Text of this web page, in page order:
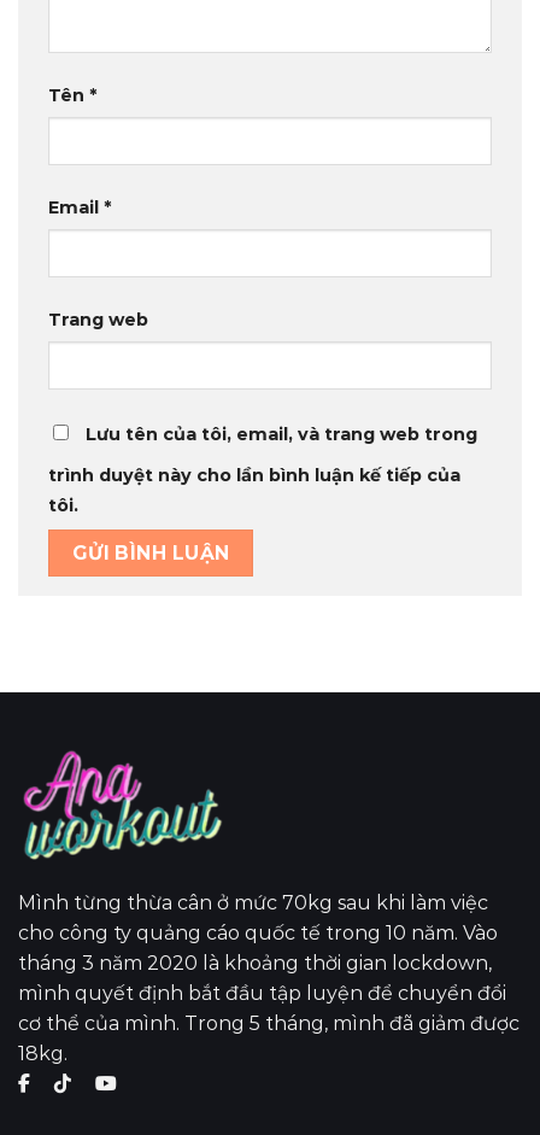
Tên *
Email *
Trang web
Lưu tên của tôi, email, và trang web trong
trình duyệt này cho lần bình luận kế tiếp của
tôi.
Mình từng thừa cân ở mức 70kg sau khi làm việc
cho công ty quảng cáo quốc tế trong 10 năm. Vào
tháng 3 năm 2020 là khoảng thời gian lockdown,
mình quyết định bắt đầu tập luyện để chuyển đổi
cơ thể của mình. Trong 5 tháng, mình đã giảm được
18kg.